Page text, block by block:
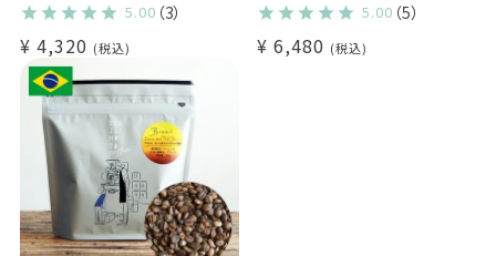
5.00 （3）
¥ 4,320 税込
5.00 （5）
¥ 6,480 税込